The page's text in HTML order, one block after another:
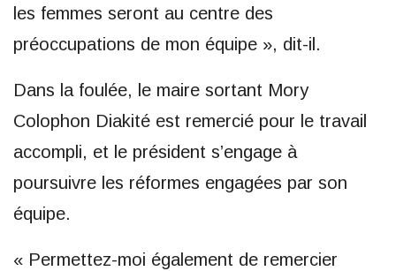
les femmes seront au centre des
préoccupations de mon équipe », dit-il.
Dans la foulée, le maire sortant Mory
Colophon Diakité est remercié pour le travail
accompli, et le président s’engage à
poursuivre les réformes engagées par son
équipe.
« Permettez-moi également de remercier